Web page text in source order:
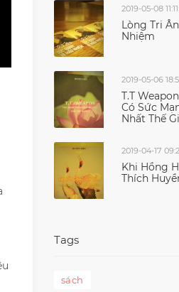
2019-05-08
Lòng Tri
Nhiệm
2019-05-06
T.T
Có Sức
Nhất Thế
2019-04-17
Khi Hồng
Thích
Tags
sách